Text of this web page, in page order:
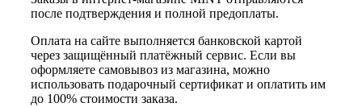
после подтверждения и полной предоплаты.
Оплата на сайте выполняется банковской картой
через защищённый платёжный сервис. Если вы
оформляете самовывоз из магазина, можно
использовать подарочный сертификат и оплатить им
до 100% стоимости заказа.